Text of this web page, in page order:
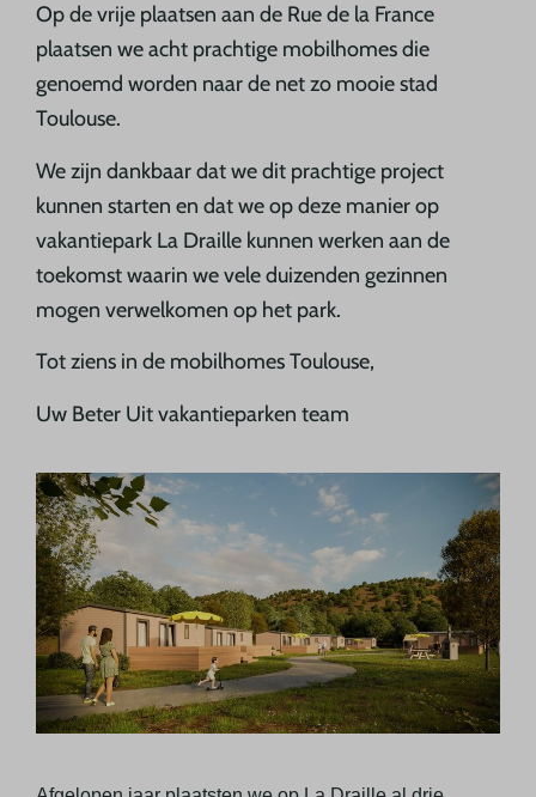
Op de vrije plaatsen aan de Rue de la France
plaatsen we acht prachtige mobilhomes die
genoemd worden naar de net zo mooie stad
Toulouse.
We zijn dankbaar dat we dit prachtige project
kunnen starten en dat we op deze manier op
vakantiepark La Draille kunnen werken aan de
toekomst waarin we vele duizenden gezinnen
mogen verwelkomen op het park.
Tot ziens in de mobilhomes Toulouse,
Uw Beter Uit vakantieparken team